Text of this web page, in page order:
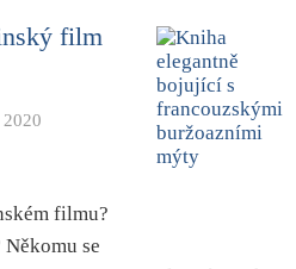
film
filmu?
se